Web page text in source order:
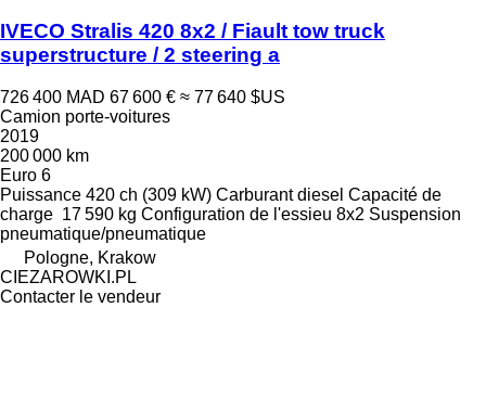
IVECO Stralis 420 8x2 / Fiault tow truck
superstructure / 2 steering a
726 400 MAD 67 600 € ≈ 77 640 $US
Camion porte-voitures
2019
200 000 km
Euro 6
Puissance 420 ch (309 kW) Carburant diesel Capacité de
charge 17 590 kg Configuration de l'essieu 8x2 Suspension
pneumatique/pneumatique
Pologne, Krakow
CIEZAROWKI.PL
Contacter le vendeur